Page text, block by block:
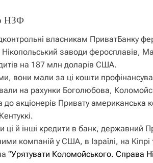
НЗФ
власникам ПриватБанку
Нікопольський заводи феросплавів,
на 187 млн доларів США.
вони мали за ці кошти
на рахунки Боголюбова,
до акціонерів Привату
ці й інші кредити в банк, державний
компаній у США, в Ізраїлі, на
“Урятувати Коломойського. Справа